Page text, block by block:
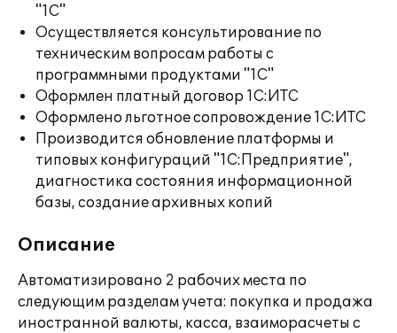
"1С"
Осуществляется консультирование по
техническим вопросам работы с
программными продуктами "1С"
Оформлен платный договор 1С:ИТС
Оформлено льготное сопровождение 1С:ИТС
Производится обновление платформы и
типовых конфигураций "1С:Предприятие",
диагностика состояния информационной
базы, создание архивных копий
Описание
Автоматизировано 2 рабочих места по
следующим разделам учета: покупка и продажа
иностранной валюты, касса, взаиморасчеты с